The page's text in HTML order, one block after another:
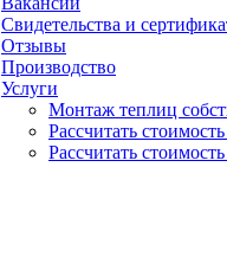
Свидетельства и
Отзывы
Производство
Услуги
Монтаж теплиц
Рассчитать
Рассчитать стоимость